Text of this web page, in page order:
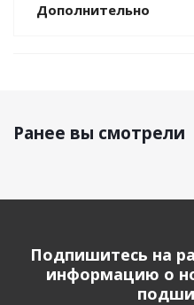
Дополнительно
Ранее вы смотрели
Подпишитесь на
информацию о